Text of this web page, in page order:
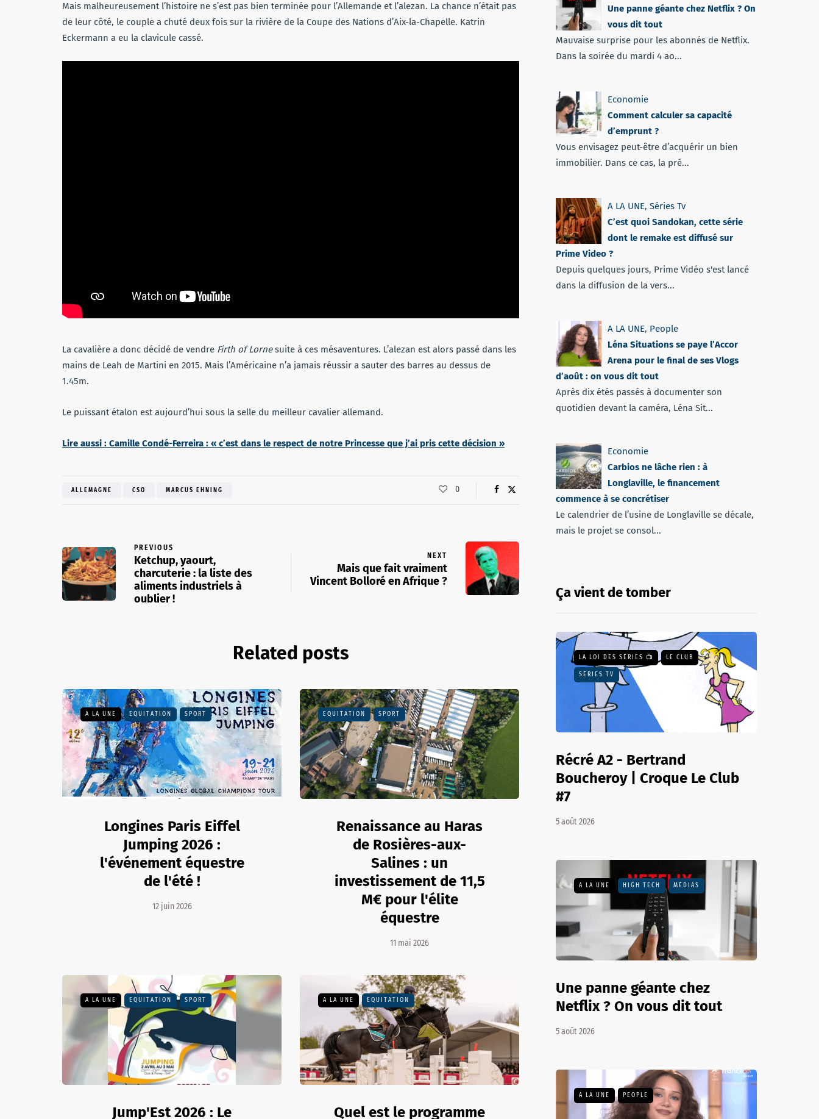
Mais malheureusement l’histoire ne s’est pas bien terminée pour l’Allemande et l’alezan. La chance n’était pas
de leur côté, le couple a chuté deux fois sur la rivière de la Coupe des Nations d’Aix-la-Chapelle. Katrin
Eckermann a eu la clavicule cassé.
La cavalière a donc décidé de vendre Firth of Lornesuite à ces mésaventures. L’alezan est alors passé dans les
mains de Leah de Martini en 2015. Mais l’Américaine n’a jamais réussir a sauter des barres au dessus de
1.45m.
Le puissant étalon est aujourd’hui sous la selle du meilleur cavalier allemand.
Lire aussi : Camille Condé-Ferreira : « c’est dans le respect de notre Princesse que j’ai pris cette décision »
ALLEMAGNE CSO MARCUS EHNING 0
PREVIOUS
Ketchup, yaourt,
charcuterie : la liste des
aliments industriels à
oublier !
NEXT
Mais que fait vraiment
Vincent Bolloré en Afrique ?
Related posts
A LA UNE EQUITATION SPORT
Longines Paris Eiffel
Jumping 2026 :
l'événement équestre
de l'été !
12 juin 2026
EQUITATION SPORT
Renaissance au Haras
de Rosières-aux-
Salines : un
investissement de 11,5
M€ pour l'élite
équestre
11 mai 2026
A LA UNE EQUITATION SPORT
Jump'Est 2026 : Le
A LA UNE EQUITATION
Quel est le programme
Une panne géante chez Netflix ? On
vous dit tout
Mauvaise surprise pour les abonnés de Netflix.
Dans la soirée du mardi 4 ao...
Economie
Comment calculer sa capacité
d’emprunt ?
Vous envisagez peut-être d’acquérir un bien
immobilier. Dans ce cas, la pré...
A LA UNE, Séries Tv
C’est quoi Sandokan, cette série
dont le remake est diffusé sur
Prime Video ?
Depuis quelques jours, Prime Vidéo s'est lancé
dans la diffusion de la vers...
A LA UNE, People
Léna Situations se paye l’Accor
Arena pour le final de ses Vlogs
d’août : on vous dit tout
Après dix étés passés à documenter son
quotidien devant la caméra, Léna Sit...
Economie
Carbios ne lâche rien : à
Longlaville, le financement
commence à se concrétiser
Le calendrier de l’usine de Longlaville se décale,
mais le projet se consol...
Ça vient de tomber
LA LOI DES SÉRIES 📺 LE CLUB
SÉRIES TV
Récré A2 - Bertrand
Boucheroy | Croque Le Club
#7
5 août 2026
A LA UNE HIGH TECH MÉDIAS
Une panne géante chez
Netflix ? On vous dit tout
5 août 2026
A LA UNE PEOPLE